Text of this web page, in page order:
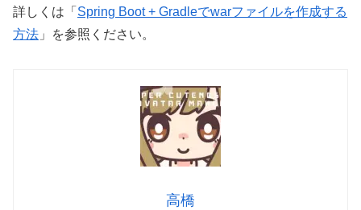
詳しくは「 Spring Boot + Gradleでwarファイルを作成する
方法 」を参照ください。
高橋